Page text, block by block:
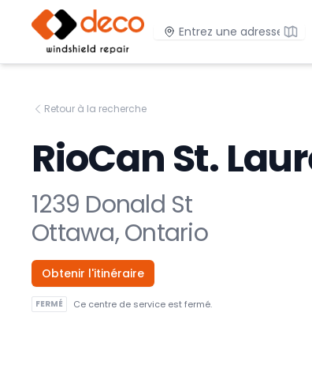
DECO Réparation de pare-brise
Emplacement
Retour à la recherche
RioCan St.
1239 Donald St
Ottawa, Ontario
Obtenir l'itinéraire
FERMÉ Ce centre de service est fermé.